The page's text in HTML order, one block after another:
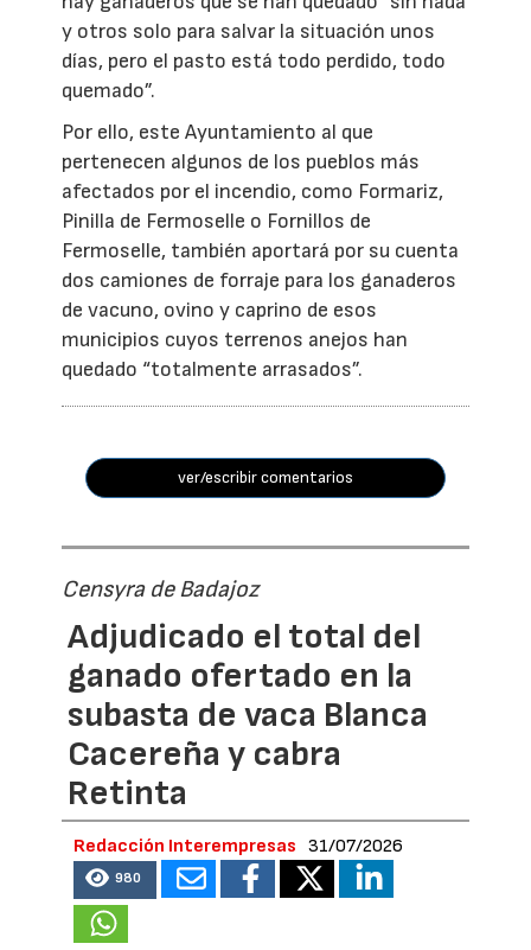
y otros solo para salvar la situación unos
días, pero el pasto está todo perdido, todo
quemado”.
Por ello, este Ayuntamiento al que
pertenecen algunos de los pueblos más
afectados por el incendio, como Formariz,
Pinilla de Fermoselle o Fornillos de
Fermoselle, también aportará por su cuenta
dos camiones de forraje para los ganaderos
de vacuno, ovino y caprino de esos
municipios cuyos terrenos anejos han
quedado “totalmente arrasados”.
ver/escribir comentarios
Censyra de Badajoz
Adjudicado el total del
ganado ofertado en la
subasta de vaca Blanca
Cacereña y cabra
Retinta
Redacción Interempresas 31/07/2026
980